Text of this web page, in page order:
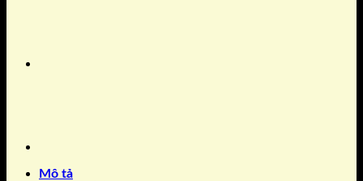
Mô tả